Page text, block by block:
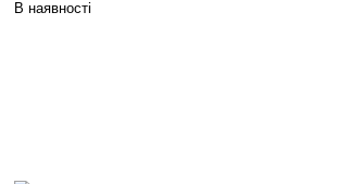
В наявності